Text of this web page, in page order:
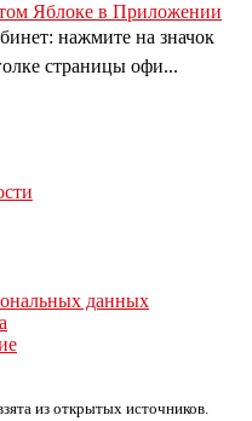
Яблоке в Приложении
нажмите на значок
страницы офи...
данных
из открытых источников.